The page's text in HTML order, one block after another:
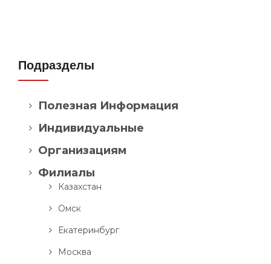
Подразделы
Полезная Информация
Индивидуальные
Организациям
Филиалы
Казахстан
Омск
Екатеринбург
Москва